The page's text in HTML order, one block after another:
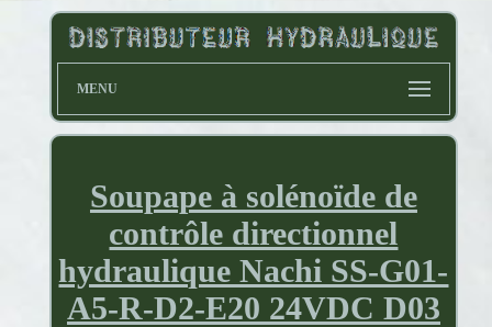
MENU
Soupape à solénoïde de
contrôle directionnel
hydraulique Nachi SS-G01-
A5-R-D2-E20 24VDC D03